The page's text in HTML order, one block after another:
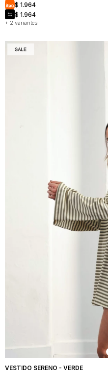
+ 2 variantes
$ 1.964
$ 1.964
VESTIDO SERENO - VERDE